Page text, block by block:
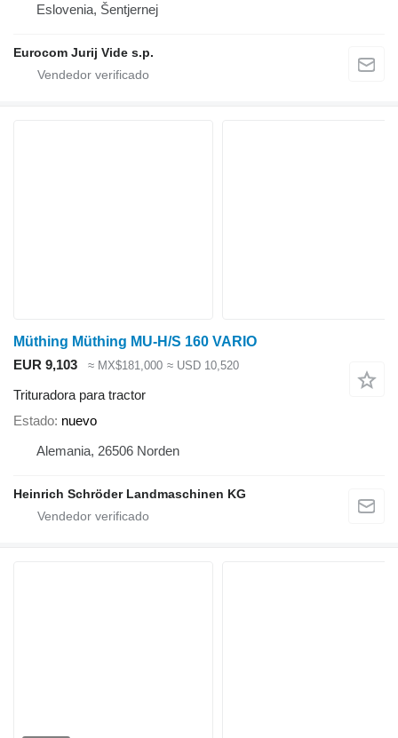
Eslovenia, Šentjernej
Eurocom Jurij Vide s.p.
Müthing Müthing MU-H/S 160 VARIO
EUR 9,103
≈ MX$181,000 ≈ USD 10,520
Trituradora para tractor
Estado nuevo
Alemania, 26506 Norden
Heinrich Schröder Landmaschinen KG